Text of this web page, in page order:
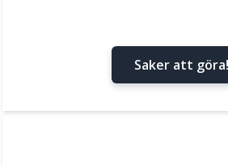
Saker att göra!